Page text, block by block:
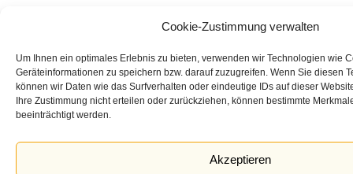
Cookie-Zustimmung verwalten
Um Ihnen ein optimales Erlebnis zu bieten, verwenden wir Technologien wie
Geräteinformationen zu speichern bzw. darauf zuzugreifen. Wenn Sie diesen
können wir Daten wie das Surfverhalten oder eindeutige IDs auf dieser
Ihre Zustimmung nicht erteilen oder zurückziehen, können bestimmte
beeinträchtigt werden.
Akzeptieren